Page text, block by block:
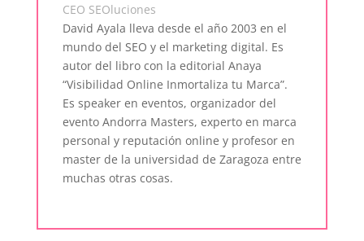
CEO SEOluciones
David Ayala lleva desde el año 2003 en el
mundo del SEO y el marketing digital. Es
autor del libro con la editorial Anaya
“Visibilidad Online Inmortaliza tu Marca”.
Es speaker en eventos, organizador del
evento Andorra Masters, experto en marca
personal y reputación online y profesor en
master de la universidad de Zaragoza entre
muchas otras cosas.